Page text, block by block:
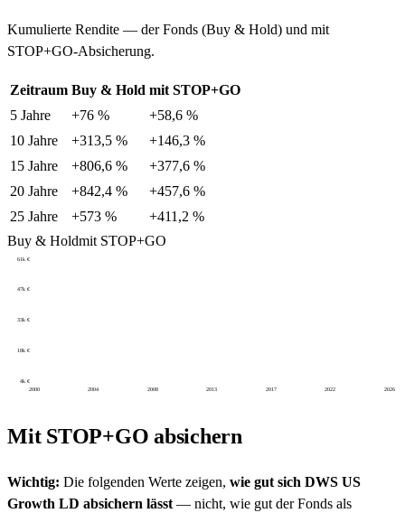
Kumulierte Rendite — der Fonds (Buy & Hold) und mit
STOP+GO-Absicherung.
Zeitraum Buy & Hold mit STOP+GO
5 Jahre
+76 %
+58,6 %
10 Jahre
+313,5 %
+146,3 %
15 Jahre
+806,6 %
+377,6 %
20 Jahre
+842,4 %
+457,6 %
25 Jahre
+573 %
+411,2 %
Buy & Holdmit STOP+GO
4k €
18k €
33k €
47k €
61k €
2000 2004 2008 2013 2017 2022 2026
Mit STOP+GO absichern
Wichtig: Die folgenden Werte zeigen, wie gut sich DWS US
Growth LD absichern lässt — nicht, wie gut der Fonds als